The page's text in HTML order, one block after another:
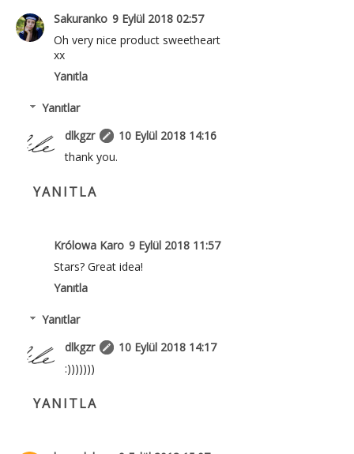
Sakuranko 9 Eylül 2018 02:57
Oh very nice product sweetheart
xx
Yanıtla
Yanıtlar
dlkgzr
10 Eylül 2018 14:16
thank you.
YANITLA
Królowa Karo 9 Eylül 2018 11:57
Stars? Great idea!
Yanıtla
Yanıtlar
dlkgzr
10 Eylül 2018 14:17
:)))))))
YANITLA